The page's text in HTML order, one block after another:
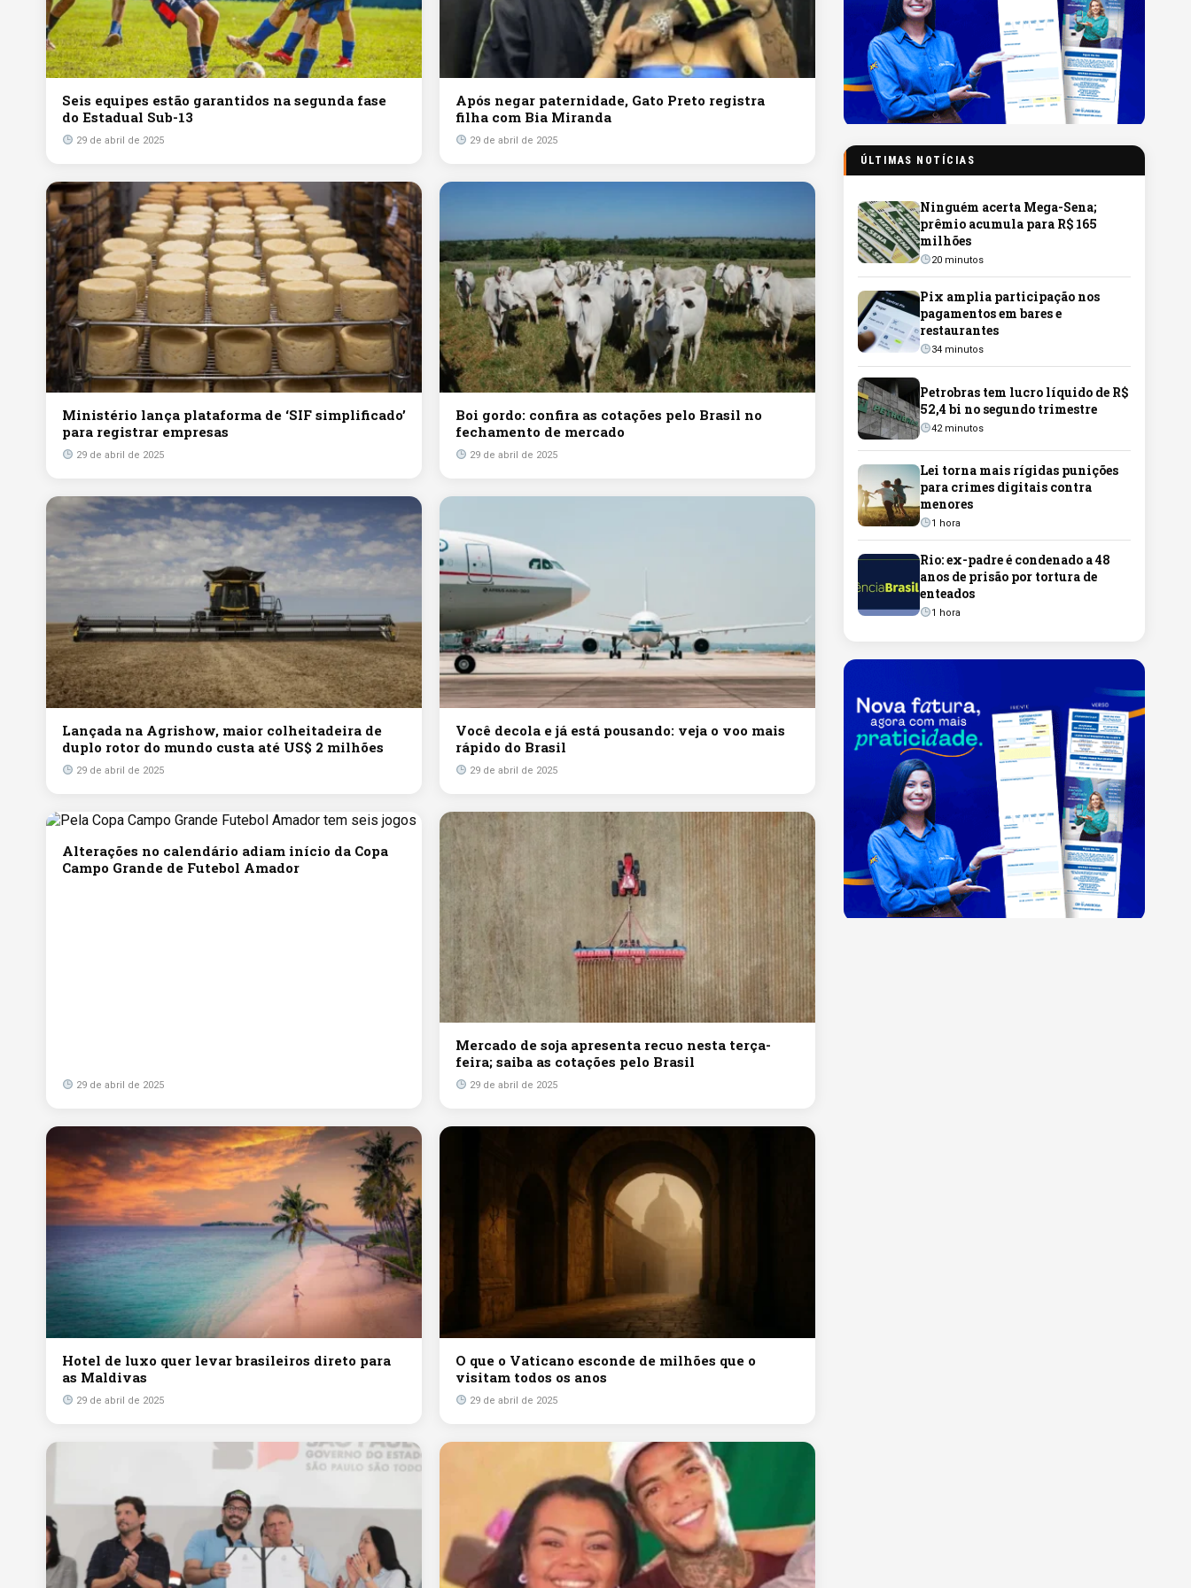
Seis equipes estão garantidos na segunda fase
do Estadual Sub-13
29 de abril de 2025
Após negar paternidade, Gato Preto registra
filha com Bia Miranda
29 de abril de 2025
Ministério lança plataforma de ‘SIF simplificado’
para registrar empresas
29 de abril de 2025
Boi gordo: confira as cotações pelo Brasil no
fechamento de mercado
29 de abril de 2025
Lançada na Agrishow, maior colheitadeira de
duplo rotor do mundo custa até US$ 2 milhões
29 de abril de 2025
Você decola e já está pousando: veja o voo mais
rápido do Brasil
29 de abril de 2025
Alterações no calendário adiam início da Copa
Campo Grande de Futebol Amador
29 de abril de 2025
Mercado de soja apresenta recuo nesta terça-
feira; saiba as cotações pelo Brasil
29 de abril de 2025
Hotel de luxo quer levar brasileiros direto para
as Maldivas
29 de abril de 2025
O que o Vaticano esconde de milhões que o
visitam todos os anos
29 de abril de 2025
ÚLTIMAS NOTÍCIAS
Ninguém acerta Mega-Sena;
prêmio acumula para R$ 165
milhões
20 minutos
Pix amplia participação nos
pagamentos em bares e
restaurantes
34 minutos
Petrobras tem lucro líquido de R$
52,4 bi no segundo trimestre
42 minutos
Lei torna mais rígidas punições
para crimes digitais contra
menores
1 hora
Rio: ex-padre é condenado a 48
anos de prisão por tortura de
enteados
1 hora